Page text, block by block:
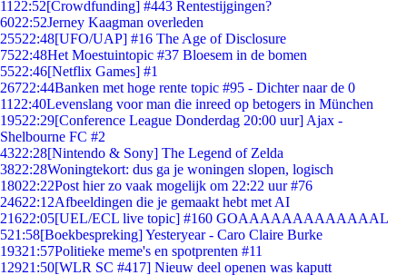
11 22:52[Crowdfunding] #443 Rentestijgingen?
6022:52Jerney Kaagman overleden
25522:48[UFO/UAP] #16 The Age of Disclosure
7522:48Het Moestuintopic #37 Bloesem in de bomen
5522:46[Netflix Games] #1
26722:44Banken met hoge rente topic #95 - Dichter naar de 0
11 22:40Levenslang voor man die inreed op betogers in München
19522:29[Conference League Donderdag 20:00 uur] Ajax -
Shelbourne FC #2
4322:28[Nintendo & Sony] The Legend of Zelda
3822:28Woningtekort: dus ga je woningen slopen, logisch
18022:22Post hier zo vaak mogelijk om 22:22 uur #76
24622:12Afbeeldingen die je gemaakt hebt met AI
21622:05[UEL/ECL live topic] #160 GOAAAAAAAAAAAAAL
521:58[Boekbespreking] Yesteryear - Caro Claire Burke
19321:57Politieke meme's en spotprenten #11
12921:50[WLR SC #417] Nieuw deel openen was kaputt